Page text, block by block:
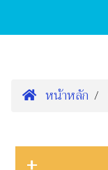
หน้าหลัก